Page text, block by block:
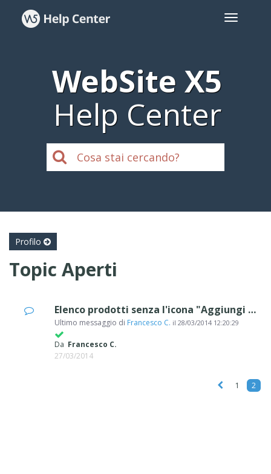
WebSite X5
Help Center
Profilo
Topic Aperti
Elenco prodotti senza l'icona "Aggiungi al carrello"
Ultimo messaggio di Francesco C. il 28/03/2014 12:20:29
Da Francesco C.
27/03/2014
1 2